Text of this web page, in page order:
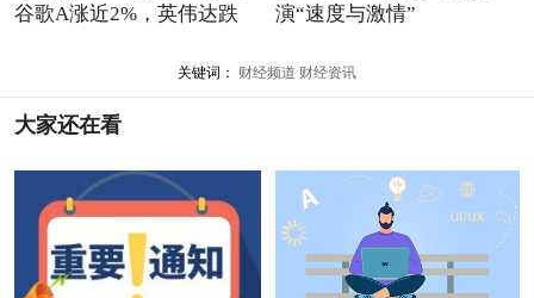
谷歌A涨近2%，英伟达跌
演“速度与激情”
关键词： 财经频道 财经资讯
大家还在看